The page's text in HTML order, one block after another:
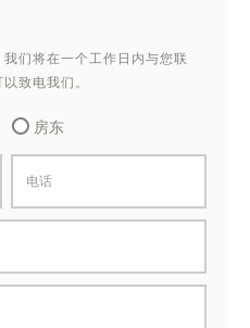
们将在一个工作日内与您联
致电我们。
房东